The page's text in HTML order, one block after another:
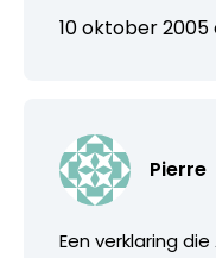
10 oktober 2005
Pierre
Een verklaring